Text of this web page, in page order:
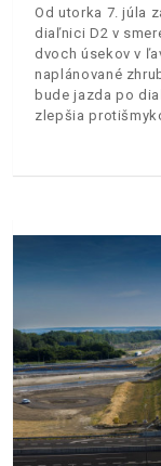
Od utorka 7. júla
diaľnici D2 v
dvoch úsekov v
naplánované
bude jazda po
zlepšia